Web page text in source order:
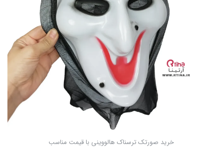
خرید صورتک ترسناک هالووینی با قیمت مناسب